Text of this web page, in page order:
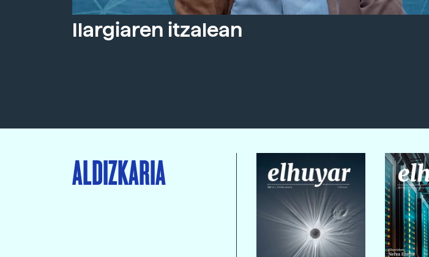
Ilargiaren itzalean
ALDIZKARIA